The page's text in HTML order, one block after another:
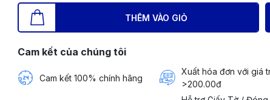
THÊM VÀO GIỎ
Cam kết của chúng tôi
Cam kết 100% chính hãng
Xuất hóa đơn với giá
>200.00đ